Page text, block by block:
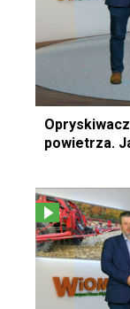
powietrza.